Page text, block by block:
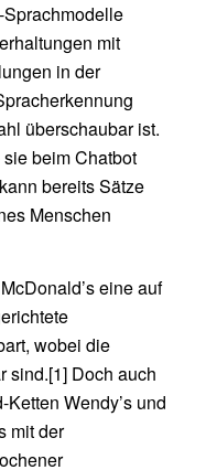
mit
in der
überschaubar ist.
beim Chatbot
bereits Sätze
Menschen
eine auf
wobei die
sind.[1] Doch auch
Wendy’s und
mit der